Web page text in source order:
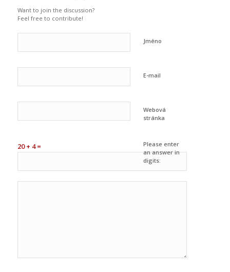
Want to join the discussion?
Feel free to contribute!
Jméno
E-mail
Webová
stránka
Please enter
an answer in
digits:
20 + 4 =